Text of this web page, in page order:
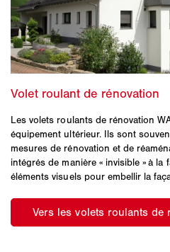
Les volets roulants de rénovation
équipement ultérieur. Ils sont
mesures de rénovation et de
intégrés de manière « invisible » à
éléments visuels pour embellir la